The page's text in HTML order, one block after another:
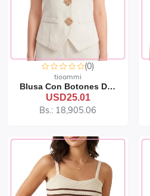
(0)
tioammi
Blusa Con Botones De Flores Montage
USD25.01
Bs.: 18,905.06